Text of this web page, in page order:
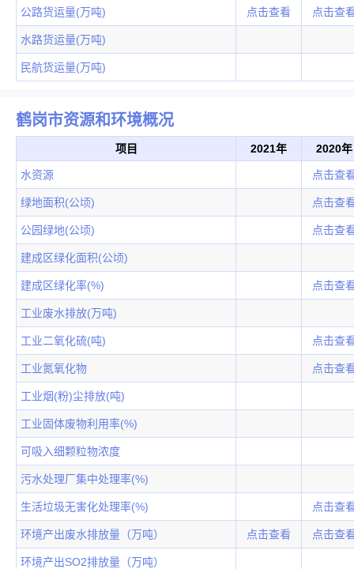
公路货运量(万吨) 点击查看 点击查
水路货运量(万吨)
民航货运量(万吨)
鹤岗市资源和环境概况
项目 2021年 2020年
水资源 点击查
绿地面积(公顷) 点击查
公园绿地(公顷) 点击查
建成区绿化面积(公顷)
建成区绿化率(%) 点击查
工业废水排放(万吨)
工业二氧化硫(吨) 点击查
工业氮氧化物 点击查
工业烟(粉)尘排放(吨)
工业固体废物利用率(%)
可吸入细颗粒物浓度
污水处理厂集中处理率(%)
生活垃圾无害化处理率(%) 点击查
环境产出废水排放量（万吨） 点击查看 点击查
环境产出SO2排放量（万吨）